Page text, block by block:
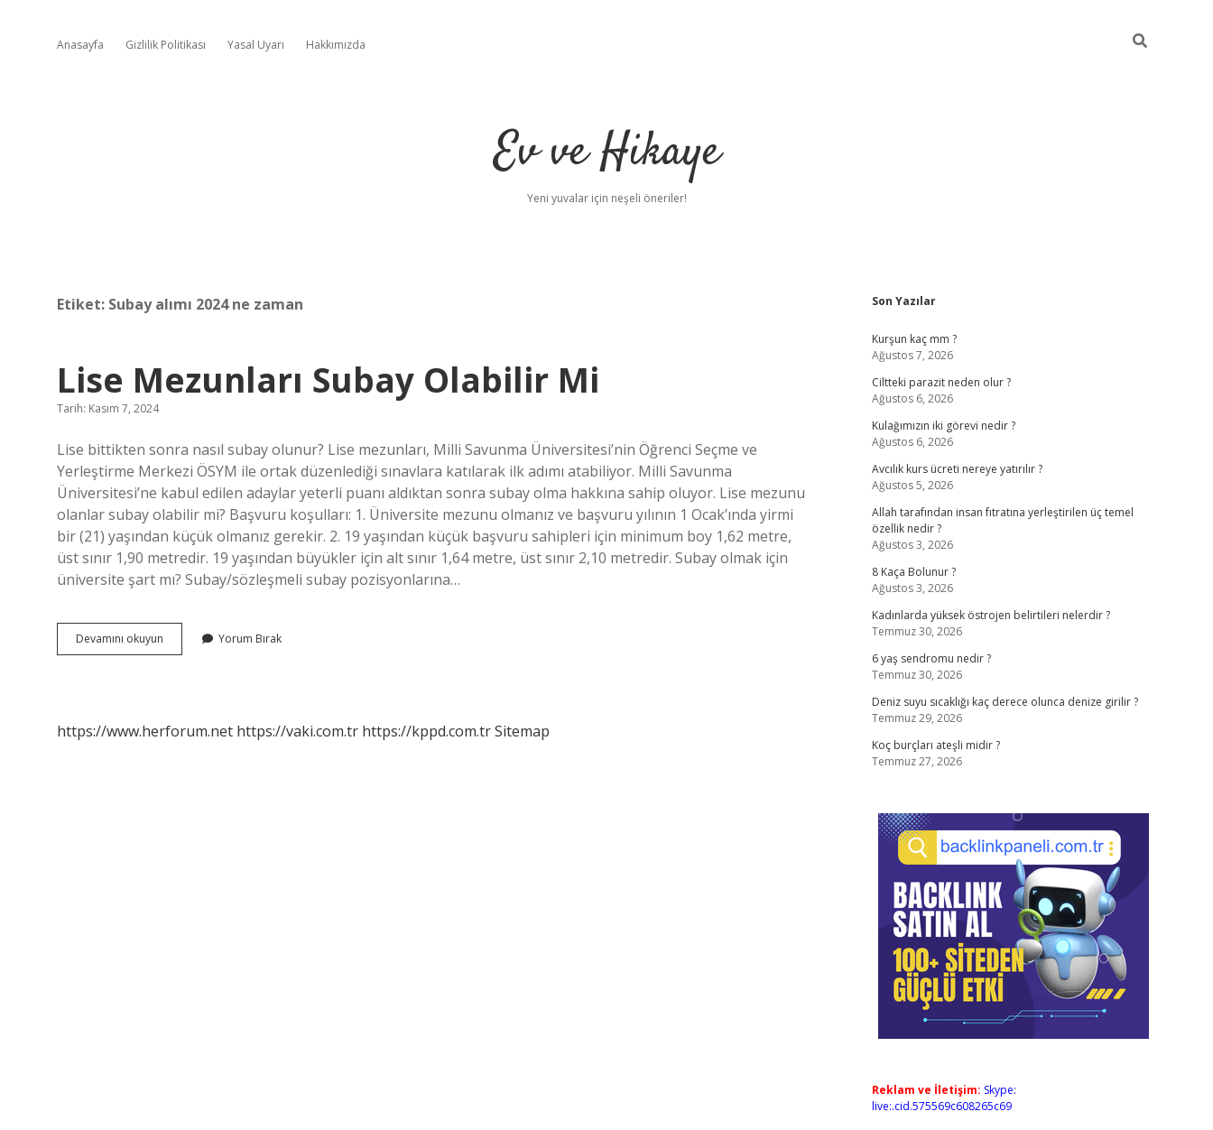
Anasayfa Gizlilik Politikası Yasal Uyarı Hakkımızda
Ev ve Hikaye
Yeni yuvalar için neşeli öneriler!
Etiket: Subay alımı 2024 ne zaman
Lise Mezunları Subay Olabilir Mi
Tarih: Kasım 7, 2024
Lise bittikten sonra nasıl subay olunur? Lise mezunları, Milli Savunma Üniversitesi’nin Öğrenci Seçme ve
Yerleştirme Merkezi ÖSYM ile ortak düzenlediği sınavlara katılarak ilk adımı atabiliyor. Milli Savunma
Üniversitesi’ne kabul edilen adaylar yeterli puanı aldıktan sonra subay olma hakkına sahip oluyor. Lise mezunu
olanlar subay olabilir mi? Başvuru koşulları: 1. Üniversite mezunu olmanız ve başvuru yılının 1 Ocak’ında yirmi
bir (21) yaşından küçük olmanız gerekir. 2. 19 yaşından küçük başvuru sahipleri için minimum boy 1,62 metre,
üst sınır 1,90 metredir. 19 yaşından büyükler için alt sınır 1,64 metre, üst sınır 2,10 metredir. Subay olmak için
üniversite şart mı? Subay/sözleşmeli subay pozisyonlarına…
Devamını okuyun
Mezunları
Yorum Bırak
https://www.herforum.net https://vaki.com.tr https://kppd.com.trSitemap
Sidebar
Son Yazılar
Kurşun kaç mm ?
Ağustos 7, 2026
Ciltteki parazit neden olur ?
Ağustos 6, 2026
Kulağımızın iki görevi nedir ?
Ağustos 6, 2026
Avcılık kurs ücreti nereye yatırılır ?
Ağustos 5, 2026
Allah tarafından insan fıtratına yerleştirilen üç temel
özellik nedir ?
Ağustos 3, 2026
8 Kaça Bolunur ?
Ağustos 3, 2026
Kadınlarda yüksek östrojen belirtileri nelerdir ?
Temmuz 30, 2026
6 yaş sendromu nedir ?
Temmuz 30, 2026
Deniz suyu sıcaklığı kaç derece olunca denize girilir ?
Temmuz 29, 2026
Koç burçları ateşli midir ?
Temmuz 27, 2026
Reklam ve İletişim: Skype:
live:.cid.575569c608265c69